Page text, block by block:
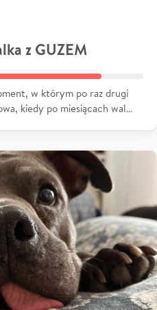
z GUZEM
w którym po raz drugi
kiedy po miesiącach wal…